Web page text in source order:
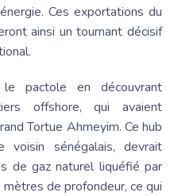
Ces exportations du
ainsi un tournant décisif
pactole en découvrant
offshore, qui avaient
Tortue Ahmeyim. Ce hub
voisin sénégalais, devrait
de gaz naturel liquéfié par
de profondeur, ce qui